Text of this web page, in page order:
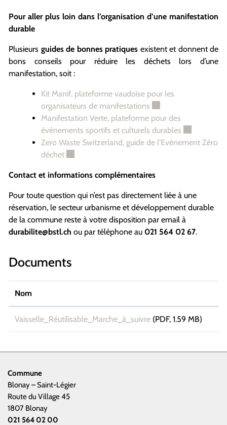
Pour aller plus loin dans l’organisation d’une manifestation
durable
Plusieurs guides de bonnes pratiques existent et donnent de
bons conseils pour réduire les déchets lors d’une
manifestation, soit :
Kit Manif, plateforme vaudoise pour les
organisateurs de manifestations
Manifestation Verte, plateforme pour des
événements sportifs et culturels durables
Zero Waste Switzerland, guide de l’Evénement Zéro
déchetCe lien externe va ouvrir une nouvelle fenêtre.
Contact et informations complémentaires
Pour toute question qui n’est pas directement liée à une
réservation, le secteur urbanisme et développement durable
de la commune reste à votre disposition par email à
durabilite@bstl.ch ou par téléphone au 021 564 02 67.
Documents
Nom
Vaisselle_Réutilisable_Marche_à_suivre (PDF, 1.59 MB)
Commune
Blonay – Saint-Légier
Route du Village 45
1807 Blonay
021 564 02 00